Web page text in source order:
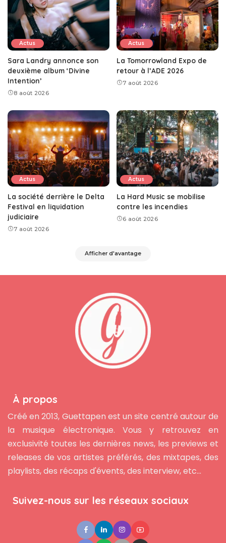
Actus
Sara Landry annonce son
deuxième album ‘Divine
Intention’
8 août 2026
Actus
La Tomorrowland Expo de
retour à l’ADE 2026
7 août 2026
Actus
La société derrière le Delta
Festival en liquidation
judiciaire
7 août 2026
Actus
La Hard Music se mobilise
contre les incendies
6 août 2026
Afficher d'avantage
À propos
Créé en 2013, Guettapen est un site centré autour de
la musique électronique. Vous y retrouvez en
exclusivité toutes les dernières news, les previews et
releases de vos artistes préférés, des mixtapes, des
playlists, des récaps d'évents, des interview, etc...
Suivez-nous sur les réseaux sociaux